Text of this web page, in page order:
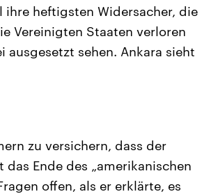
heftigsten Widersacher, die
Vereinigten Staaten verloren
ausgesetzt sehen. Ankara sieht
zu versichern, dass der
Ende des „amerikanischen
offen, als er erklärte, es